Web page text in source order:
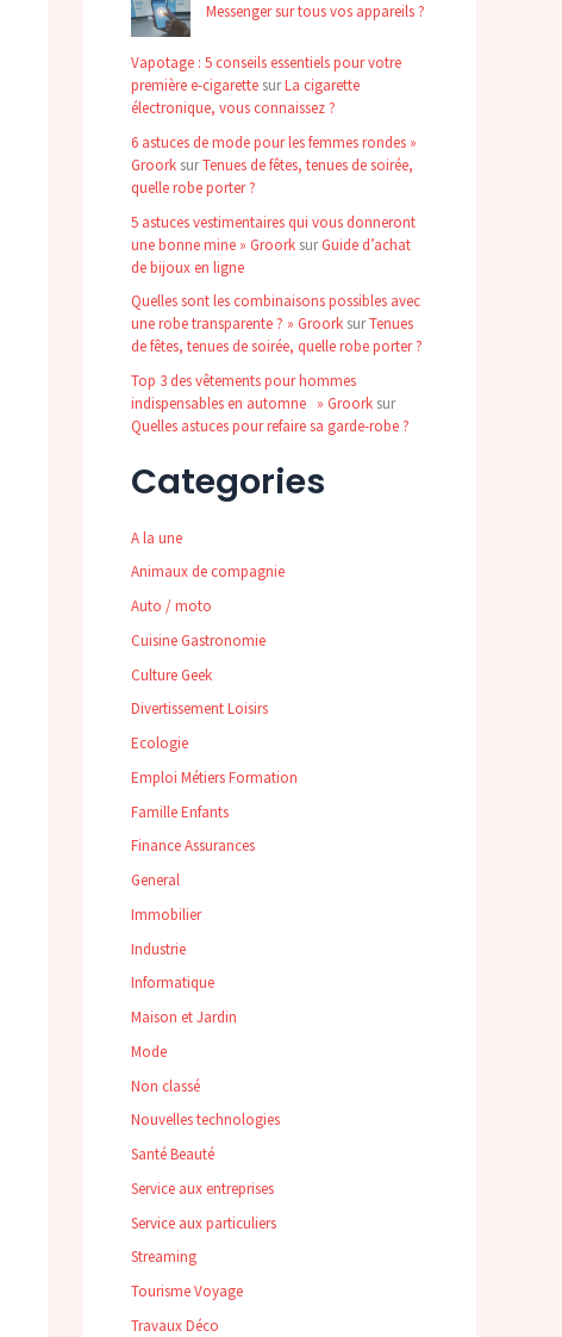
Messenger sur tous vos appareils ?
Vapotage : 5 conseils essentiels pour votre
première e-cigarette surLa cigarette
électronique, vous connaissez ?
6 astuces de mode pour les femmes rondes »
Groork surTenues de fêtes, tenues de soirée,
quelle robe porter ?
5 astuces vestimentaires qui vous donneront
une bonne mine » Groork surGuide d’achat
de bijoux en ligne
Quelles sont les combinaisons possibles avec
une robe transparente ? » Groork surTenues
de fêtes, tenues de soirée, quelle robe porter ?
Top 3 des vêtements pour hommes
indispensables en automne » Groork sur
Quelles astuces pour refaire sa garde-robe ?
Categories
A la une
Animaux de compagnie
Auto / moto
Cuisine Gastronomie
Culture Geek
Divertissement Loisirs
Ecologie
Emploi Métiers Formation
Famille Enfants
Finance Assurances
General
Immobilier
Industrie
Informatique
Maison et Jardin
Mode
Non classé
Nouvelles technologies
Santé Beauté
Service aux entreprises
Service aux particuliers
Streaming
Tourisme Voyage
Travaux Déco